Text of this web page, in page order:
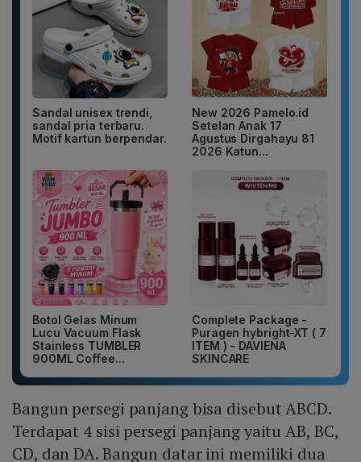
Sandal unisex trendi,
sandal pria terbaru.
Motif kartun berpendar.
New 2026 Pamelo.id
Setelan Anak 17
Agustus Dirgahayu 81
2026 Katun...
Botol Gelas Minum
Lucu Vacuum Flask
Stainless TUMBLER
900ML Coffee...
Complete Package -
Puragen hybright-XT ( 7
ITEM ) - DAVIENA
SKINCARE
Bangun persegi panjang bisa disebut ABCD.
Terdapat 4 sisi persegi panjang yaitu AB, BC,
CD, dan DA. Bangun datar ini memiliki dua